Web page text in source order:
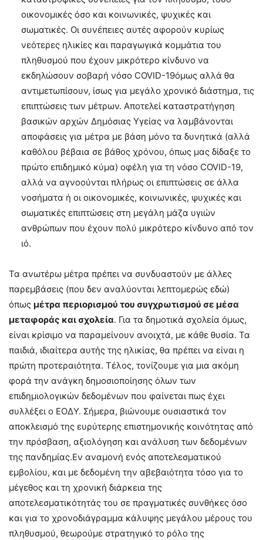
οικονομικές όσο και κοινωνικές, ψυχικές και
σωματικές. Οι συνέπειες αυτές αφορούν κυρίως
νεότερες ηλικίες και παραγωγικά κομμάτια του
πληθυσμού που έχουν μικρότερο κίνδυνο να
εκδηλώσουν σοβαρή νόσο COVID-19όμως αλλά θα
αντιμετωπίσουν, ίσως για μεγάλο χρονικό διάστημα, τις
επιπτώσεις των μέτρων. Αποτελεί καταστρατήγηση
βασικών αρχών Δημόσιας Υγείας να λαμβάνονται
αποφάσεις για μέτρα με βάση μόνο τα δυνητικά (αλλά
καθόλου βέβαια σε βάθος χρόνου, όπως μας δίδαξε το
πρώτο επιδημικό κύμα) οφέλη για τη νόσο COVID-19,
αλλά να αγνοούνται πλήρως οι επιπτώσεις σε άλλα
νοσήματα ή οι οικονομικές, κοινωνικές, ψυχικές και
σωματικές επιπτώσεις στη μεγάλη μάζα υγιών
ανθρώπων που έχουν πολύ μικρότερο κίνδυνο από τον
ιό.
Τα ανωτέρω μέτρα πρέπει να συνδυαστούν με άλλες
παρεμβάσεις (που δεν αναλύονται λεπτομερώς εδώ)
όπως μέτρα περιορισμού του συγχρωτισμού σε μέσα
μεταφοράς και σχολεία. Για τα δημοτικά σχολεία όμως,
είναι κρίσιμο να παραμείνουν ανοιχτά, με κάθε θυσία. Τα
παιδιά, ιδιαίτερα αυτής της ηλικίας, θα πρέπει να είναι η
πρώτη προτεραιότητα. Τέλος, τονίζουμε για μια ακόμη
φορά την ανάγκη δημοσιοποίησης όλων των
επιδημιολογικών δεδομένων που φαίνεται πως έχει
συλλέξει ο ΕΟΔΥ. Σήμερα, βιώνουμε ουσιαστικά τον
αποκλεισμό της ευρύτερης επιστημονικής κοινότητας από
την πρόσβαση, αξιολόγηση και ανάλυση των δεδομένων
της πανδημίας.Εν αναμονή ενός αποτελεσματικού
εμβολίου, και με δεδομένη την αβεβαιότητα τόσο για το
μέγεθος και τη χρονική διάρκεια της
αποτελεσματικότητάς του σε πραγματικές συνθήκες όσο
και για το χρονοδιάγραμμα κάλυψης μεγάλου μέρους του
πληθυσμού, θεωρούμε στρατηγικό το ρόλο της